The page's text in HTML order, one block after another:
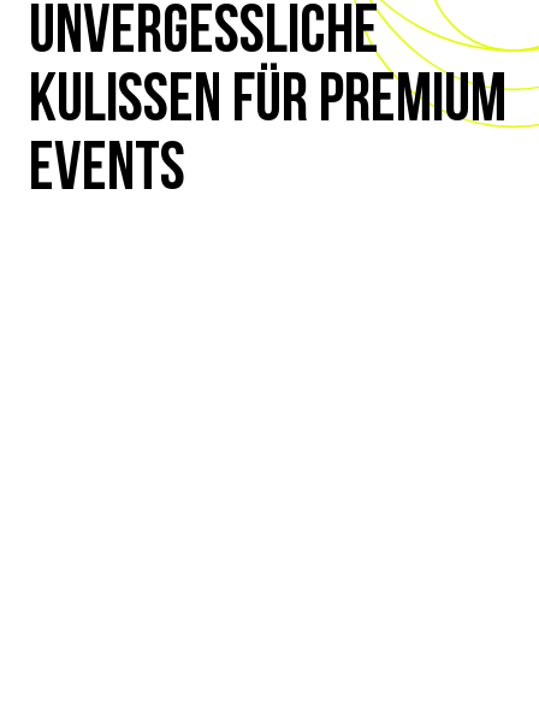
UNVERGESSLICHE
KULISSEN FÜR PREMIUM
EVENTS